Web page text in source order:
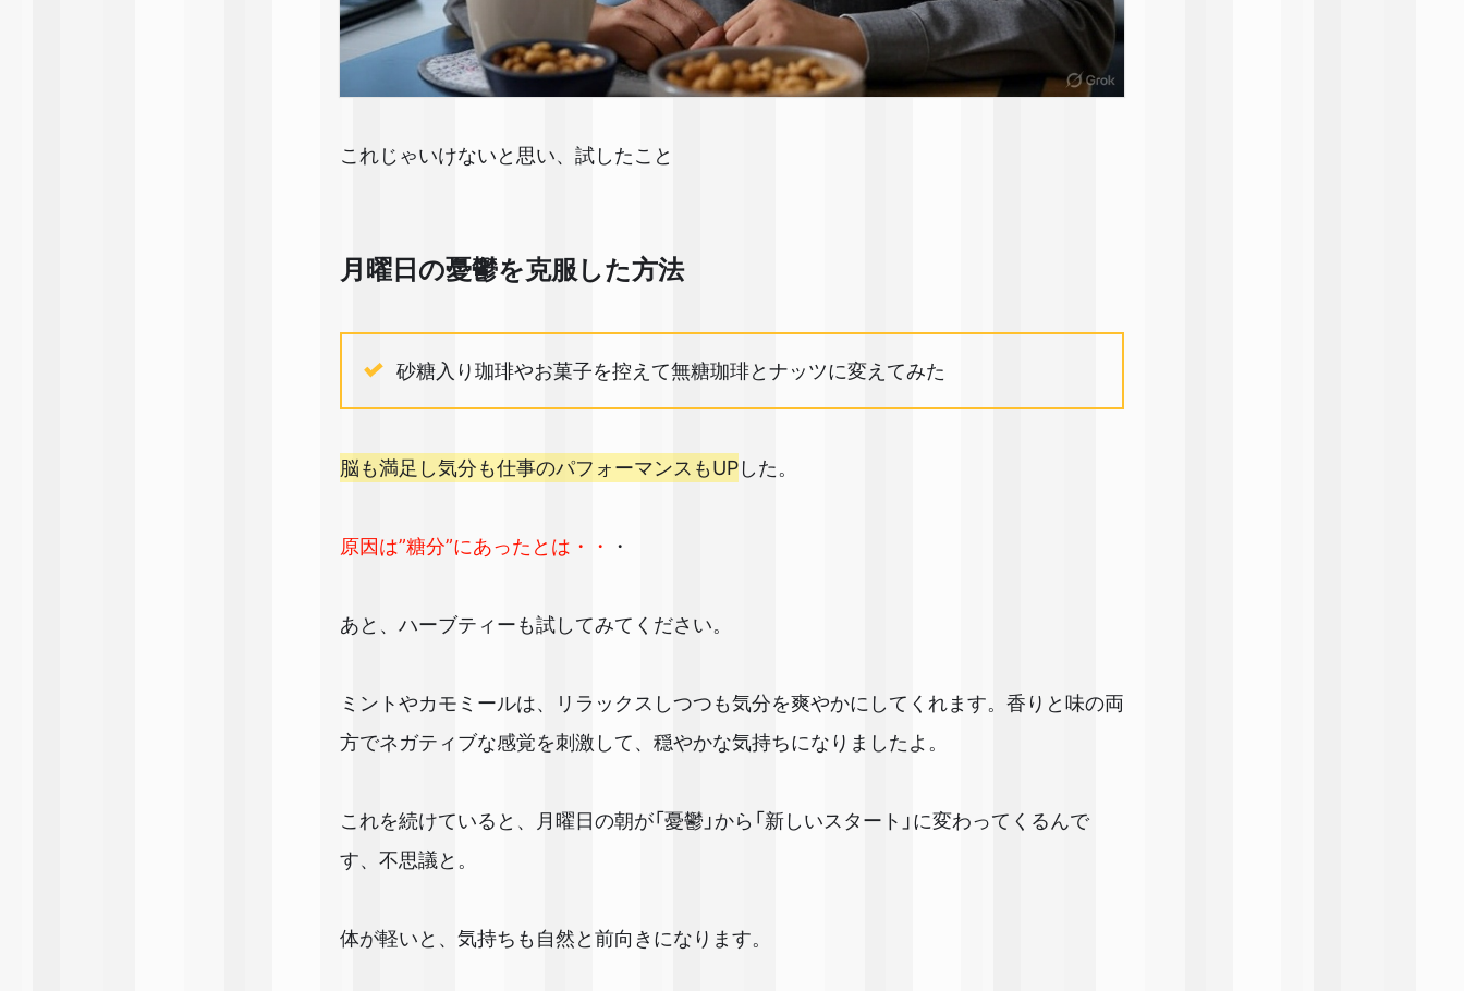
これじゃいけないと思い、試したこと
月曜日の憂鬱を克服した方法
砂糖入り珈琲やお菓子を控えて無糖珈琲とナッツに変えてみた
脳も満足し気分も仕事のパフォーマンスもUPした。
原因は”糖分”にあったとは・・ ・
あと、ハーブティーも試してみてください。
ミントやカモミールは、リラックスしつつも気分を爽やかにしてくれます。香りと味の両
方でネガティブな感覚を刺激して、穏やかな気持ちになりましたよ。
これを続けていると、月曜日の朝が「憂鬱」から「新しいスタート」に変わってくるんで
す、不思議と。
体が軽いと、気持ちも自然と前向きになります。